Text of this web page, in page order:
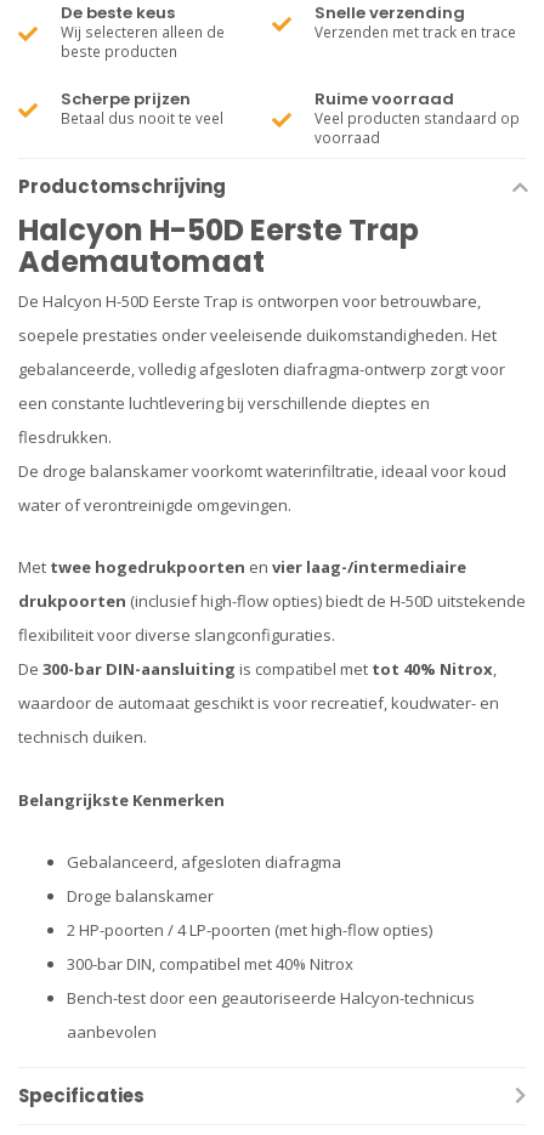
De beste keus
Wij selecteren alleen de
beste producten
Snelle verzending
Verzenden met track en trace
Scherpe prijzen
Betaal dus nooit te veel
Ruime voorraad
Veel producten standaard op
voorraad
Productomschrijving
Halcyon H-50D Eerste Trap
Ademautomaat
De Halcyon H-50D Eerste Trap is ontworpen voor betrouwbare,
soepele prestaties onder veeleisende duikomstandigheden. Het
gebalanceerde, volledig afgesloten diafragma-ontwerp zorgt voor
een constante luchtlevering bij verschillende dieptes en
flesdrukken.
De droge balanskamer voorkomt waterinfiltratie, ideaal voor koud
water of verontreinigde omgevingen.
Met twee hogedrukpoorten en vier laag-/intermediaire
drukpoorten (inclusief high-flow opties) biedt de H-50D uitstekende
flexibiliteit voor diverse slangconfiguraties.
De 300-bar DIN-aansluiting is compatibel met tot 40% Nitrox,
waardoor de automaat geschikt is voor recreatief, koudwater- en
technisch duiken.
Belangrijkste Kenmerken
Gebalanceerd, afgesloten diafragma
Droge balanskamer
2 HP-poorten / 4 LP-poorten (met high-flow opties)
300-bar DIN, compatibel met 40% Nitrox
Bench-test door een geautoriseerde Halcyon-technicus
aanbevolen
Specificaties